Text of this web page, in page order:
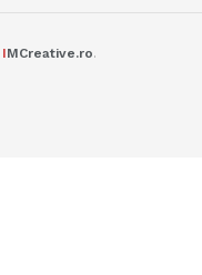
IMCreative.ro.